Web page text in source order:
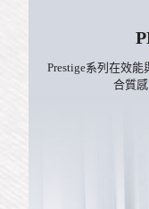
Prestige系列在效
合質